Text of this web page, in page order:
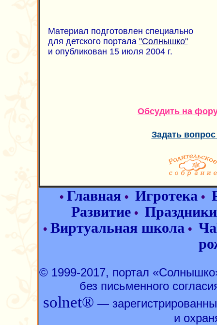
Материал подготовлен специально
для детского портала "Солнышко"
и опубликован 15 июля 2004 г.
Обсудить на
Задать
• Главная • Игротека •
Развитие• Праздники
• Виртуальная школа •
© 1999-2017, портал
без письменного
solnet® —
и